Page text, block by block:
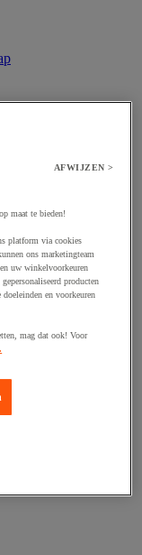
AFWIJZEN >
maat te bieden!
platform via cookies
ons marketingteam
uw winkelvoorkeuren
producten
doeleinden en voorkeuren
mag dat ook! Voor